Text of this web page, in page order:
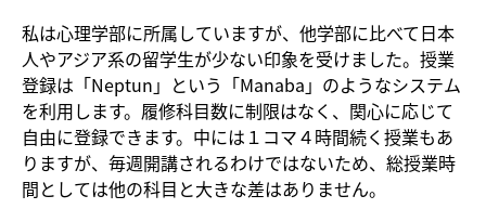
私は心理学部に所属していますが、他学部に比べて日本
人やアジア系の留学生が少ない印象を受けました。授業
登録は「Neptun」という「Manaba」のようなシステム
を利用します。履修科目数に制限はなく、関心に応じて
自由に登録できます。中には１コマ４時間続く授業もあ
りますが、毎週開講されるわけではないため、総授業時
間としては他の科目と大きな差はありません。